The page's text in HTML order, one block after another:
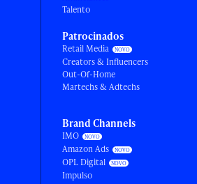
Talento
Patrocinados
Retail Media
Creators & Influencers
Out-Of-Home
Martechs & Adtechs
Brand Channels
IMO
Amazon Ads
OPL Digital
Impulso